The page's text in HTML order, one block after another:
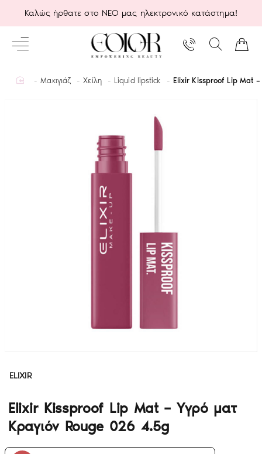
Καλώς ήρθατε στο ΝΕΟ μας ηλεκτρονικό κατάστημα!
homeΜακιγιάζ Χείλη Liquid lipstick Elixir Kissproof Lip Mat
ELIXIR
Elixir Kissproof Lip Mat – Υγρό ματ
Κραγιόν Rouge 026 4.5g